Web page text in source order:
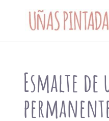
Esmalte de